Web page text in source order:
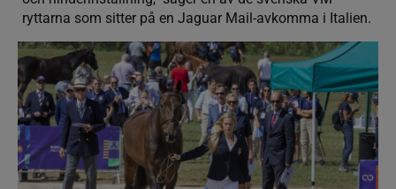
ryttarna som sitter på en Jaguar Mail-avkomma i Italien.